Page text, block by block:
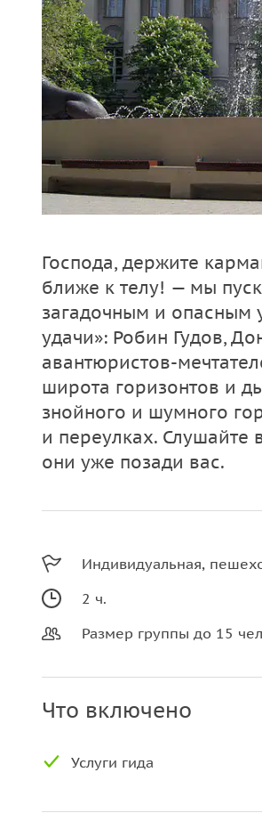
Господа, держите
ближе к телу! — мы
загадочным и опасным
удачи»: Робин Гудов,
авантюристов-
широта горизонтов и
знойного и шумного
и переулках. Слушайте
они уже позади вас.
Индивидуальная,
2 ч.
Размер группы до 15
Что включено
Услуги гида